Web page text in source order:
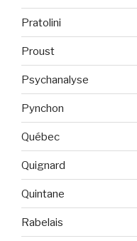
Pratolini
Proust
Psychanalyse
Pynchon
Québec
Quignard
Quintane
Rabelais